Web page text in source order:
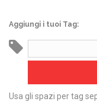
Aggiungi i tuoi Tag:
Usa gli spazi per tag